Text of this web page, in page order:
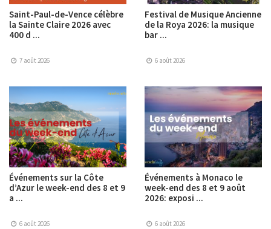
Saint-Paul-de-Vence célèbre
la Sainte Claire 2026 avec
400 d ...
7 août 2026
Festival de Musique Ancienne
de la Roya 2026: la musique
bar ...
6 août 2026
Événements sur la Côte
d’Azur le week-end des 8 et 9
a ...
6 août 2026
Événements à Monaco le
week-end des 8 et 9 août
2026: exposi ...
6 août 2026